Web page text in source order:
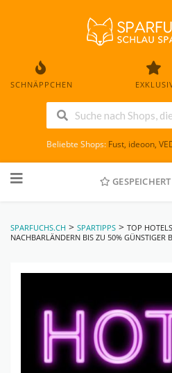
SCHNÄPPCHEN
Beliebte Shops: Fust, ideoon,
to
GESPEICHERT
SPARFUCHS.CH > SPARTIPPS > TOP
NACHBARLÄNDERN BIS ZU 50% GÜNSTIGER